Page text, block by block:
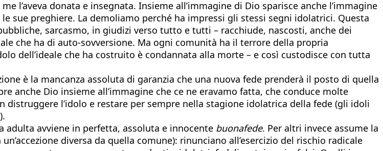
l’aveva donata e insegnata. Insieme all’immagine di Dio sparisce anche l’immagine
sue preghiere. La demoliamo perché ha impressi gli stessi segni idolatrici. Questa
sarcasmo, in giudizi verso tutto e tutti – racchiude, nascosti, anche dei
che ha di auto-sovversione. Ma ogni comunità ha il terrore della propria
dell’ideale che ha costruito è condannata alla morte – e così custodisce con tutta
è la mancanza assoluta di garanzia che una nuova fede prenderà il posto di quella
anche Dio insieme all’immagine che ce ne eravamo fatta, che conduce molte
l’idolo e restare per sempre nella stagione idolatrica della fede (gli idoli
adulta avviene in perfetta, assoluta e innocente buonafede. Per altri invece assume la
diversa da quella comune): rinunciano all’esercizio del rischio radicale